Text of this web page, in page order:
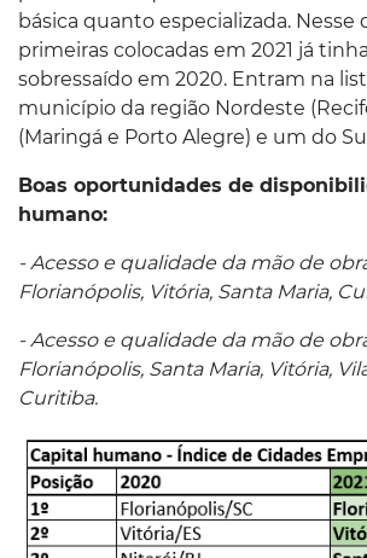
básica quanto especializada. Nesse
primeiras colocadas em 2021 já
sobressaído em 2020. Entram na
município da região Nordeste
(Maringá e Porto Alegre) e um do
Boas oportunidades de
humano:
- Acesso e qualidade da mão de
Florianópolis, Vitória, Santa Maria,
- Acesso e qualidade da mão de
Florianópolis, Santa Maria, Vitória,
Curitiba.